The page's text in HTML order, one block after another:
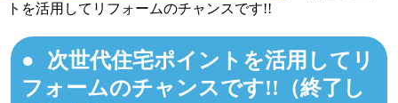
トを活用してリフォームのチャンスです!!
次世代住宅ポイントを活用してリ
フォームのチャンスです!!（終了し